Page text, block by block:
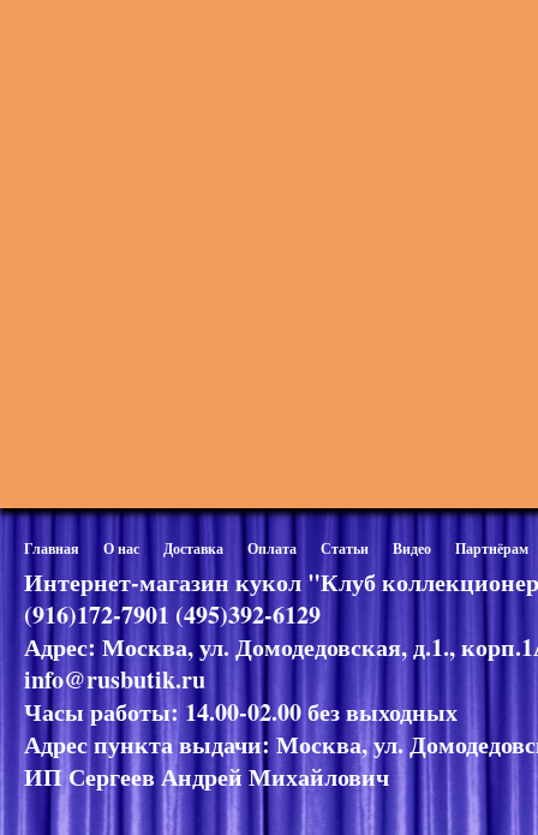
Главная О нас Доставка Оплата Статьи Видео Партнёрам
Интернет-магазин кукол "Клуб
(916)172-7901 (495)392-6129
Адрес: Москва, ул. Домодедовская, д.1.,
info@rusbutik.ru
Часы работы: 14.00-02.00 без выходных
Адрес пункта выдачи: Москва, ул.
ИП Сергеев Андрей Михайлович